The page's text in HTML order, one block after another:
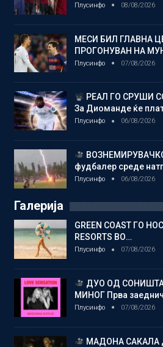
Плусинфо 08/08/2026
МЕСИ БИЛ ГЛАВНА
ПРОГОНУВАН НА
Плусинфо 07/08/2026
РЕАЛ ГО СРУШИ
За Диоманде ќе
Плусинфо 06/08/2026
фудбалер среде
Плусинфо 06/08/2026
Галерија
GREEN COAST ГО
RESORTS ВО…
Плусинфо 07/08/2026
ДУО ОД
МИНОГ Прва
Плусинфо 07/08/2026
МАДОНА САКАЛА